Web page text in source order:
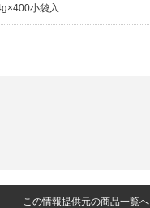
小袋入
この情報提供元の商品一覧へ